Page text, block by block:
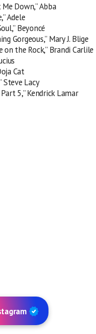
Down,” Abba
Adele
Beyoncé
Gorgeous,” Mary J. Blige
on the Rock,” Brandi Carlile
Cat
Steve Lacy
5,” Kendrick Lamar